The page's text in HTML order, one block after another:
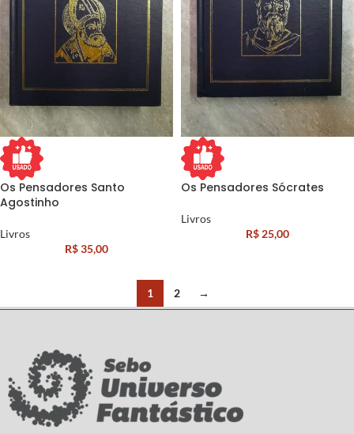
Os Pensadores Santo
Agostinho
Livros
R$35,00
Os Pensadores Sócrates
Livros
R$ 25,00
1 2 →